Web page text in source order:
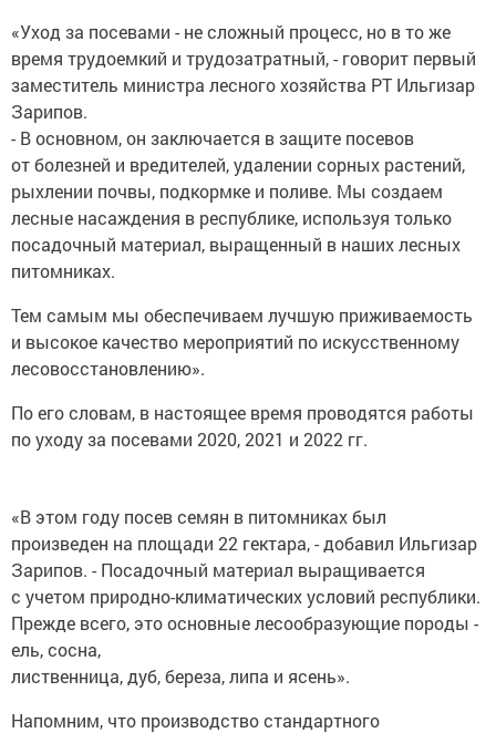
«Уход за посевами -⁠ не сложный процесс, но в то же
время трудоемкий и трудозатратный, -⁠ говорит первый
заместитель министра лесного хозяйства РТ Ильгизар
Зарипов.
-⁠ В основном, он заключается в защите посевов
от болезней и вредителей, удалении сорных растений,
рыхлении почвы, подкормке и поливе. Мы создаем
лесные насаждения в республике, используя только
посадочный материал, выращенный в наших лесных
питомниках.
Тем самым мы обеспечиваем лучшую приживаемость
и высокое качество мероприятий по искусственному
лесовосстановлению».
По его словам, в настоящее время проводятся работы
по уходу за посевами 2020, 2021 и 2022 гг.
«В этом году посев семян в питомниках был
произведен на площади 22 гектара, -⁠ добавил Ильгизар
Зарипов. -⁠ Посадочный материал выращивается
с учетом природно-⁠климатических условий республики.
Прежде всего, это основные лесообразующие породы -⁠
ель, сосна,
лиственница, дуб, береза, липа и ясень».
Напомним, что производство стандартного